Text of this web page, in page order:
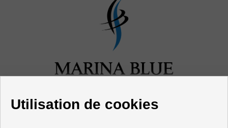
Utilisation de cookies